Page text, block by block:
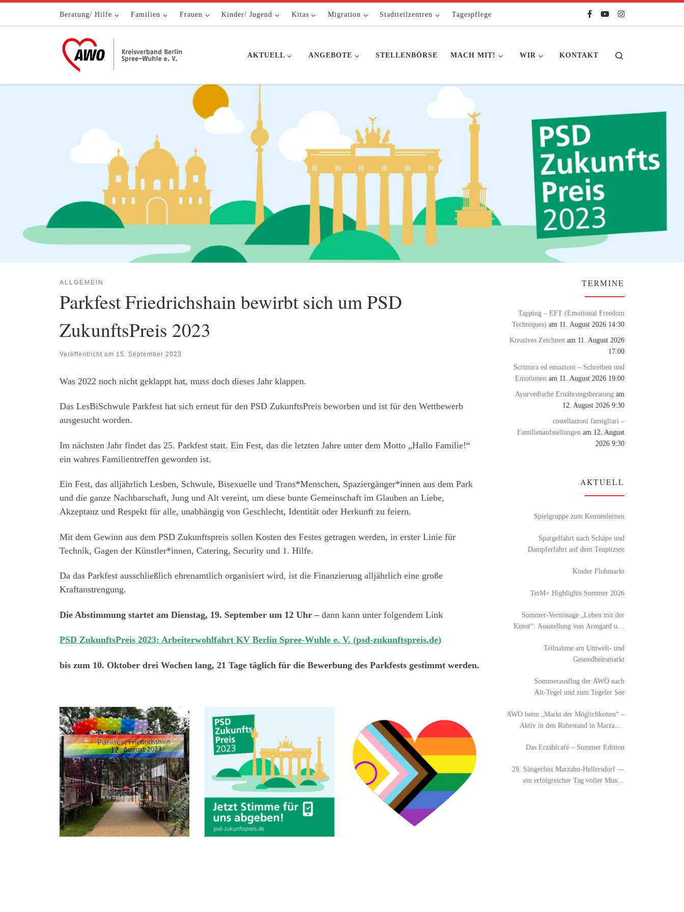
Zum Inhalt springenBeratung/ Hilfe Familien Frauen Kinder/ Jugend Kitas Migration Stadtteilzentren Tagespflege
AKTUELL ANGEBOTE STELLENBÖRSE MACH MIT! WIR KONTAKT
ALLGEMEIN
Parkfest Friedrichshain bewirbt sich um PSD
ZukunftsPreis 2023
Veröffentlicht am 15. September 2023
Was 2022 noch nicht geklappt hat, muss doch dieses Jahr klappen.
Das LesBiSchwule Parkfest hat sich erneut für den PSD ZukunftsPreis beworben und ist für den Wettbewerb
ausgesucht worden.
Im nächsten Jahr findet das 25. Parkfest statt. Ein Fest, das die letzten Jahre unter dem Motto „Hallo Familie!“
ein wahres Familientreffen geworden ist.
Ein Fest, das alljährlich Lesben, Schwule, Bisexuelle und Trans*Menschen, Spaziergänger*innen aus dem Park
und die ganze Nachbarschaft, Jung und Alt vereint, um diese bunte Gemeinschaft im Glauben an Liebe,
Akzeptanz und Respekt für alle, unabhängig von Geschlecht, Identität oder Herkunft zu feiern.
Mit dem Gewinn aus dem PSD Zukunftspreis sollen Kosten des Festes getragen werden, in erster Linie für
Technik, Gagen der Künstler*innen, Catering, Security und 1. Hilfe.
Da das Parkfest ausschließlich ehrenamtlich organisiert wird, ist die Finanzierung alljährlich eine große
Kraftanstrengung.
Die Abstimmung startet am Dienstag, 19. September um 12 Uhr – dann kann unter folgendem Link
PSD ZukunftsPreis 2023: Arbeiterwohlfahrt KV Berlin Spree-Wuhle e. V. (psd-zukunftspreis.de)
bis zum 10. Oktober drei Wochen lang, 21 Tage täglich für die Bewerbung des Parkfests gestimmt werden.
TERMINE
Tapping – EFT (Emotional Freedom
Techniques) am 11. August 2026 14:30
Kreatives Zeichnen am 11. August 2026
17:00
Scrittura ed emozioni – Schreiben und
Emotionen am 11. August 2026 19:00
Ayurvedische Ernährungsberatung am
12. August 2026 9:30
costellazioni famigliari –
Familienaufstellungen am 12. August
2026 9:30
AKTUELL
Spielgruppe zum Kennenlernen
Spargelfahrt nach Schäpe und
Dampferfahrt auf dem Teupitzsee
Kinder Flohmarkt
TeiM+ Highlights Sommer 2026
Sommer-Vernissage „Leben mit der
Kunst“: Ausstellung von Armgard und
Teilnahme am Umwelt- und
Gesundheitsmarkt
Sommerausflug der AWO nach
Alt‑Tegel und zum Tegeler See
AWO beim „Markt der Möglichkeiten“ –
Aktiv in den Ruhestand in Marzahn-
Das Erzählcafé – Summer Edition
29. Sängerfest Marzahn-Hellersdorf —
ein erfolgreicher Tag voller Musik,